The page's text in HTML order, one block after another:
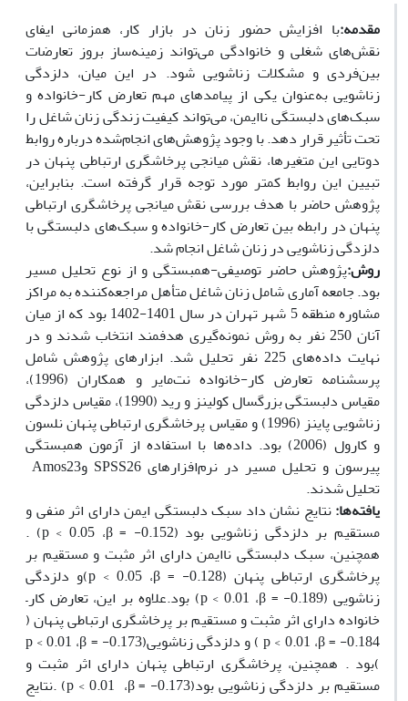
مقدمه:با افزایش حضور زنان در بازار کار، همزمانی ایفای
نقش‌های شغلی و خانوادگی می‌تواند زمینه‌ساز بروز تعارضات
بین‌فردی و مشکلات زناشویی شود. در این میان، دلزدگی
زناشویی به‌عنوان یکی از پیامدهای مهم تعارض کار-خانواده و
سبک‌های دلبستگی ناایمن، می‌تواند کیفیت زندگی زنان شاغل را
تحت تأثیر قرار دهد. با وجود پژوهش‌های انجام‌شده درباره روابط
دوتایی این متغیرها، نقش میانجی پرخاشگری ارتباطی پنهان در
تبیین این روابط کمتر مورد توجه قرار گرفته است. بنابراین،
پژوهش حاضر با هدف بررسی نقش میانجی پرخاشگری ارتباطی
پنهان در رابطه بین تعارض کار-خانواده و سبک‌های دلبستگی با
دلزدگی زناشویی در زنان شاغل انجام شد.
روش:پژوهش حاضر توصیفی-همبستگی و از نوع تحلیل مسیر
بود. جامعه آماری شامل زنان شاغل متأهل مراجعه‌کننده به مراکز
مشاوره منطقه 5 شهر تهران در سال 1401-1402 بود که از میان
آنان 250 نفر به روش نمونه‌گیری هدفمند انتخاب شدند و در
نهایت داده‌های 225 نفر تحلیل شد. ابزارهای پژوهش شامل
پرسشنامه تعارض کار-خانواده نت‌مایر و همکاران (1996)،
مقیاس دلبستگی بزرگسال کولینز و رید (1990)، مقیاس دلزدگی
زناشویی پاینز (1996) و مقیاس پرخاشگری ارتباطی پنهان نلسون
و کارول (2006) بود. داده‌ها با استفاده از آزمون همبستگی
پیرسون و تحلیل مسیر در نرم‌افزارهای SPSS26 وAmos23
تحلیل شدند.
یافته‌ها:نتایج نشان داد سبک دلبستگی ایمن دارای اثر منفی و
مستقیم بر دلزدگی زناشویی بود (
β = -0.152،p < 0.05
) .
همچنین، سبک دلبستگی ناایمن دارای اثر مثبت و مستقیم بر
پرخاشگری ارتباطی پنهان (β = -0.128، p < 0.05)و دلزدگی
زناشویی (
β = -0.189، p < 0.01) بود.علاوه بر این، تعارض کار–
خانواده دارای اثر مثبت و مستقیم بر پرخاشگری ارتباطی پنهان(
β = -0.184، p < 0.01) و دلزدگی زناشویی(β = -0.173، p < 0.01
)بود . همچنین، پرخاشگری ارتباطی پنهان دارای اثر مثبت و
مستقیم بر دلزدگی زناشویی بود(β = -0.173، p < 0.01) .نتایج